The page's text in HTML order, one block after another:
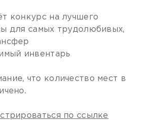
конкурс на лучшего
для самых трудолюбивых,
инвентарь
что количество мест в
по ссылке